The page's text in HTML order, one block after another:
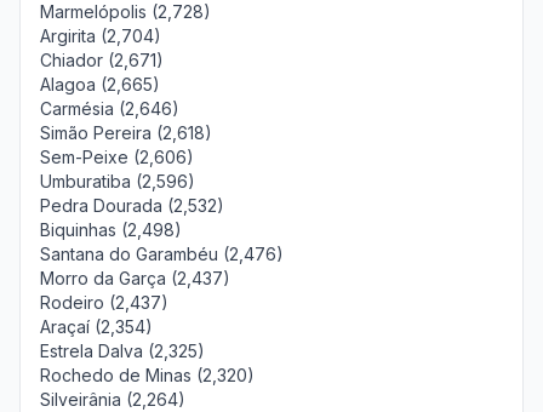
Marmelópolis (2,728)
Argirita (2,704)
Chiador (2,671)
Alagoa (2,665)
Carmésia (2,646)
Simão Pereira (2,618)
Sem-Peixe (2,606)
Umburatiba (2,596)
Pedra Dourada (2,532)
Biquinhas (2,498)
Santana do Garambéu (2,476)
Morro da Garça (2,437)
Rodeiro (2,437)
Araçaí (2,354)
Estrela Dalva (2,325)
Rochedo de Minas (2,320)
Silveirânia (2,264)